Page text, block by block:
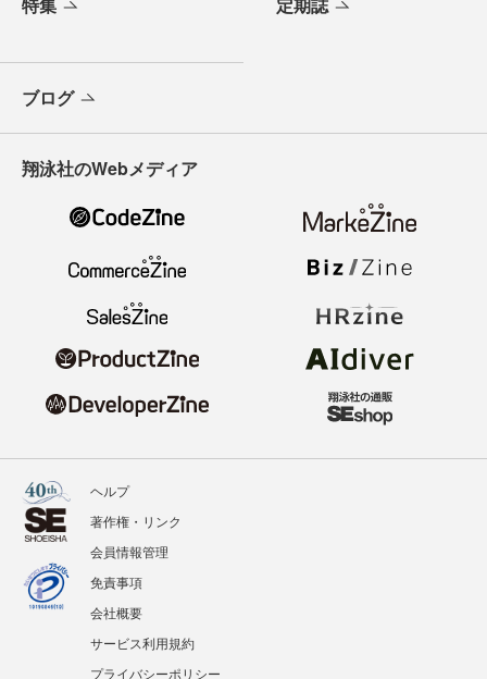
特集 定期誌
ブログ
翔泳社のWebメディア
ヘルプ
著作権・リンク
会員情報管理
免責事項
会社概要
サービス利用規約
プライバシーポリシー